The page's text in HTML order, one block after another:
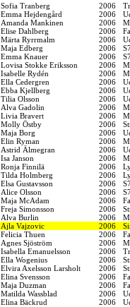
Sofia Tranberg 2006
Emma Hejdengård 2006
Amanda Mankinen 2006
Elise Dahlberg 2006
Märta Ryrrmalm 2006
Maja Edberg 2006
Emma Knauer 2006
Lovisa Stokke Eriksson 2006
Isabelle Rydén 2006
Ella Cedergren 2006
Ebba Kjellberg 2006
Tilia Olsson 2006
Alva Gadolin 2006
Livia Bravert 2006
Molly Östby 2006
Maja Borg
2006
Elin Ryman 2006
Astrid Älmegran 2006
Isa Janson 2006
Ronja Finnilä 2006
Tilda Holmberg 2006
Elsa Gustavsson 2006
Alice Olsson 2006
Maja McAdam 2006
Freja Simonsson 2006
Alva Burlin 2006
Ajla Vajzovic 2006
Felicia Thuen 2006
Agnes Sjöström 2006
Isabella Emanuelsson 2006
Ella Wogenius 2006
Elvira Axelsson Larsholt 2006
Elina Svensson 2006
Maja Duzman 2006
Matilda Wassblad
2006
Elina Bäckrud
2006